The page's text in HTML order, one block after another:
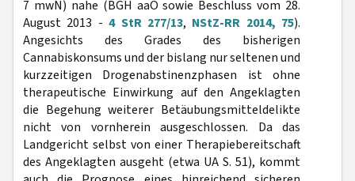
7 mwN) nahe (BGH aaO sowie Beschluss vom 28.
August 2013 -4 StR 277/13, NStZ-RR 2014, 75).
Angesichts des Grades des bisherigen
Cannabiskonsums und der bislang nur seltenen und
kurzzeitigen Drogenabstinenzphasen ist ohne
therapeutische Einwirkung auf den Angeklagten
die Begehung weiterer Betäubungsmitteldelikte
nicht von vornherein ausgeschlossen. Da das
Landgericht selbst von einer Therapiebereitschaft
des Angeklagten ausgeht (etwa UA S. 51), kommt